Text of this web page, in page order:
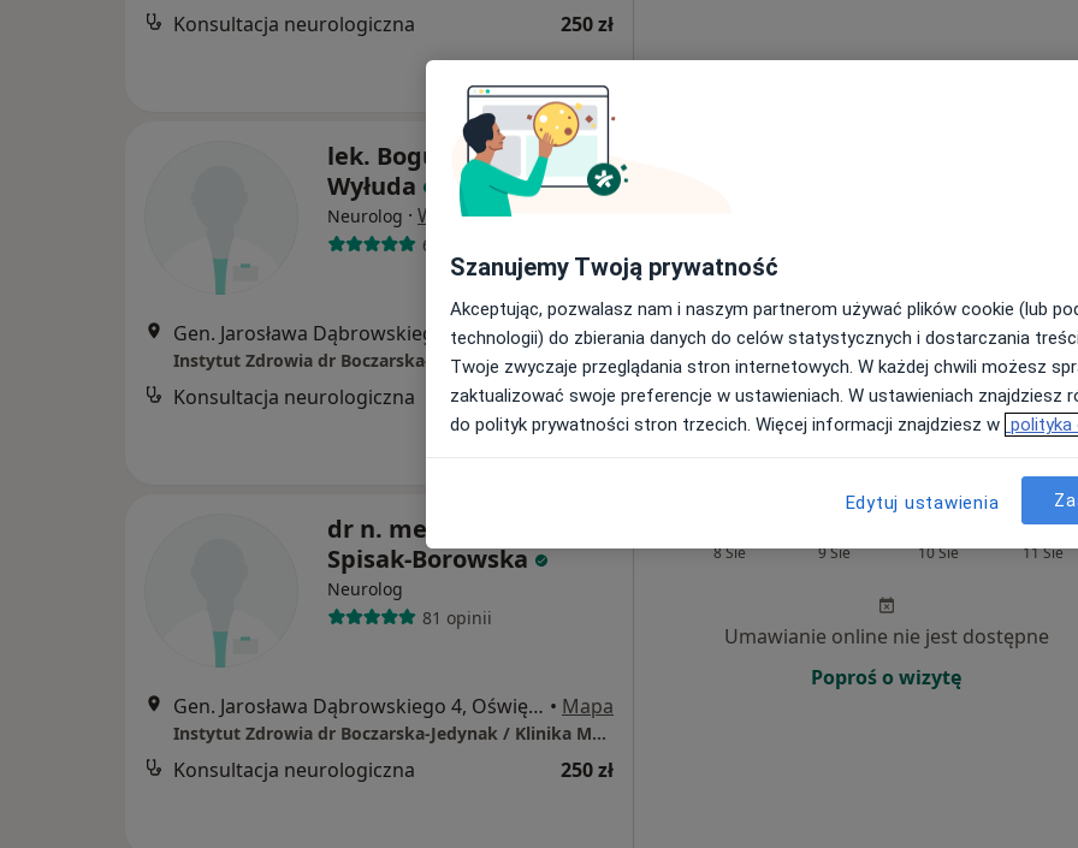
Konsultacja neurologiczna 250 zł
lek. Bogusław Józef
Wyłuda
Neurolog · Więcej
66 opinii
Gen. Jarosława Dąbrowskiego 4, Oświęcim •Mapa
Instytut Zdrowia dr Boczarska-Jedynak / Klinika Medycyny Estetycznej i Przeciwstarzeniowej
Konsultacja neurologiczna 250 zł
Umawianie online nie jest dostępne
Poproś o wizytę
dr n. med. Katarzyna
Spisak-Borowska
Neurolog
81 opinii
Gen. Jarosława Dąbrowskiego 4, Oświęcim • Mapa
Instytut Zdrowia dr Boczarska-Jedynak / Klinika Medycyny Estetycznej i Przeciwstarzeniowej
Konsultacja neurologiczna 250 zł
8 Sie 9 Sie 10 Sie
Wt,
11 Sie
Umawianie online nie jest dostępne
Poproś o wizytę
Szanujemy Twoją prywatność
Akceptując, pozwalasz nam i naszym partnerom używać plików cookie (lub
technologii) do zbierania danych do celów statystycznych i dostarczania
Twoje zwyczaje przeglądania stron internetowych. W każdej chwili możesz
zaktualizować swoje preferencje w ustawieniach. W ustawieniach znajdziesz
do polityk prywatności stron trzecich. Więcej informacji znajdziesz w polityka
Edytuj ustawienia